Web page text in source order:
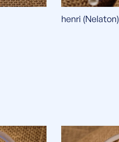
henri (Nelaton)